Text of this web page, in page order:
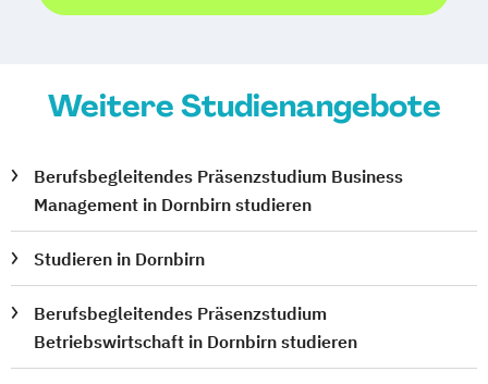
Weitere Studienangebote
Berufsbegleitendes Präsenzstudium Business
Management in Dornbirn studieren
Studieren in Dornbirn
Berufsbegleitendes Präsenzstudium
Betriebswirtschaft in Dornbirn studieren